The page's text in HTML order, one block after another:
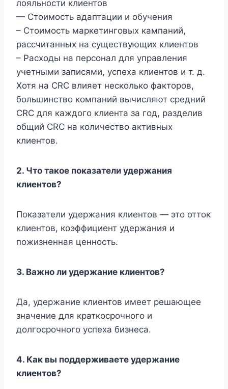
лояльности клиентов
— Стоимость адаптации и обучения
– Стоимость маркетинговых кампаний,
рассчитанных на существующих клиентов
– Расходы на персонал для управления
учетными записями, успеха клиентов и т. д.
Хотя на CRC влияет несколько факторов,
большинство компаний вычисляют средний
CRC для каждого клиента за год, разделив
общий CRC на количество активных
клиентов.
2. Что такое показатели удержания
клиентов?
Показатели удержания клиентов — это отток
клиентов, коэффициент удержания и
пожизненная ценность.
3. Важно ли удержание клиентов?
Да, удержание клиентов имеет решающее
значение для краткосрочного и
долгосрочного успеха бизнеса.
4. Как вы поддерживаете удержание
клиентов?